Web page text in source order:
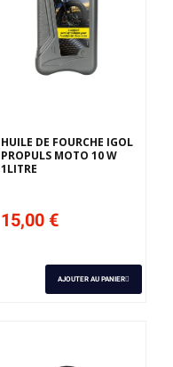
HUILE DE FOURCHE IGOL
PROPULS MOTO 10 W
1LITRE
15,00 €
AJOUTER AU PANIER